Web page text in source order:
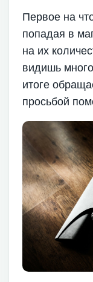
Первое на
попадая в
на их
видишь
итоге
просьбой